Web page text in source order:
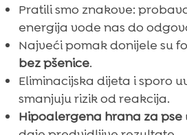
Ely mokra hrana: kada
sočnu opciju
Poslastice bez
100% meso
Dodatna podrška:
njega kože i šapa

Pratili smo znakove:
energija vode nas do
Najveći pomak donijele su
bez pšenice.
Eliminacijska dijeta i sporo
smanjuju rizik od reakcija.
Hipoalergena hrana za pse